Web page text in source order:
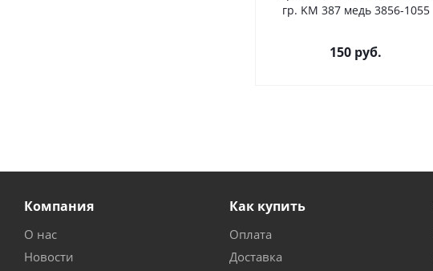
гр. KM 387 медь 3856-1055
150 руб.
Компания
О нас
Новости
Как купить
Оплата
Доставка